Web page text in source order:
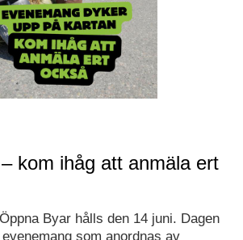
kom ihåg att anmäla ert
Byar hålls den 14 juni. Dagen
som anordnas av